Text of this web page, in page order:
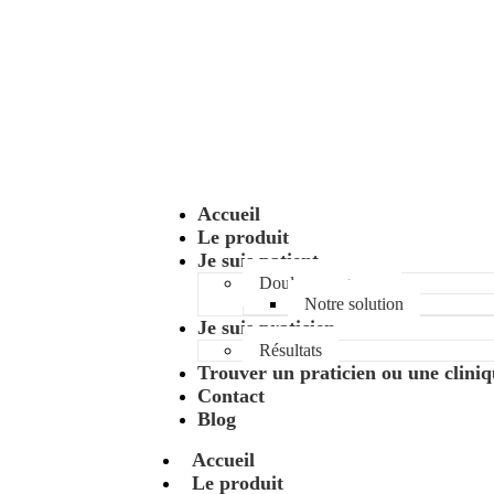
Accueil
Le produit
Je suis patient
Douleur au genou
Notre solution
Je suis praticien
Résultats
Trouver un praticien ou une
Contact
Blog
Accueil
Le produit